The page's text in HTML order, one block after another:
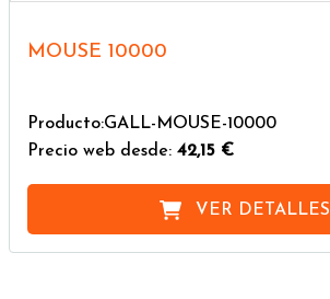
MOUSE 10000
Producto:GALL-MOUSE-10000
Precio web desde: 42,15 €
VER DETALLES